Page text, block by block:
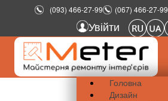
(093) 466-27-99 (067) 466-27-99
Увійти
Головна
Дизайн